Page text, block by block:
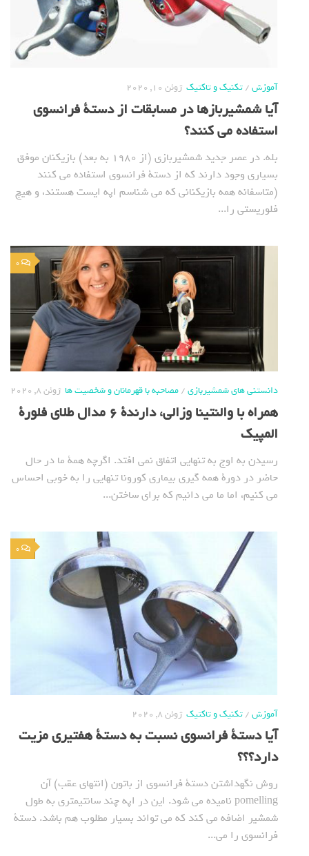
آموزش/تکنیک و تاکتیک ژوئن 10, 2020
آیا شمشیربازها در مسابقات از دستة فرانسوی
استفاده می کنند؟
بله. در عصر جدید شمشیربازی (از 1980 به بعد) بازیکنان موفق
بسیاری وجود دارند که از دستة فرانسوی استفاده می کنند
(متاسفانه همه بازیکنانی که می شناسم اپه ایست هستند، و هیچ
فلوریستی را...
0
دانستنی های شمشیربازی/مصاحبه با قهرمانان و شخصیت ها ژوئن 8, 2020
همراه با والنتینا وزالی، دارندة 6 مدال طلای فلورة
المپیک
رسیدن به اوج به تنهایی اتفاق نمی افتد. اگرچه همة ما در حال
حاضر در دورة همه گیری بیماری کورونا تنهایی را به خوبی احساس
می کنیم، اما ما می دانیم که برای ساختن...
0
آموزش/تکنیک و تاکتیک ژوئن 8, 2020
آیا دستة فرانسوی نسبت به دستة هفتیری مزیت
دارد؟؟؟
روش نگهداشتن دستة فرانسوی از باتون (انتهای عقب) آن
pomelling نامیده می شود. این در اپه چند سانتیمتری به طول
شمشیر اضافه می کند که می تواند بسیار مطلوب هم باشد. دستة
فرانسوی را می...